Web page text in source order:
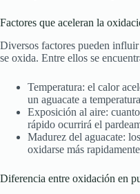
Factores que aceleran la
Diversos factores pueden
se oxida. Entre ellos se
Temperatura: el calor
un aguacate a
Exposición al aire:
rápido ocurrirá el
Madurez del aguacate:
oxidarse más
Diferencia entre oxidación en